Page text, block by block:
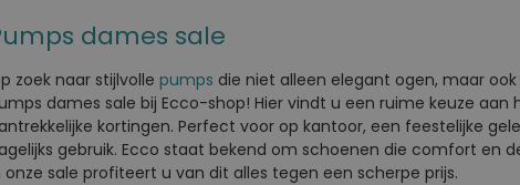
dames sale
zoek naar stijlvolle pumps die niet alleen elegant ogen, maar
dames sale bij Ecco-shop! Hier vindt u een ruime keuze
kortingen. Perfect voor op kantoor, een feestelijke
gebruik. Ecco staat bekend om schoenen die comfort en
onze sale profiteert u van dit alles tegen een scherpe prijs.